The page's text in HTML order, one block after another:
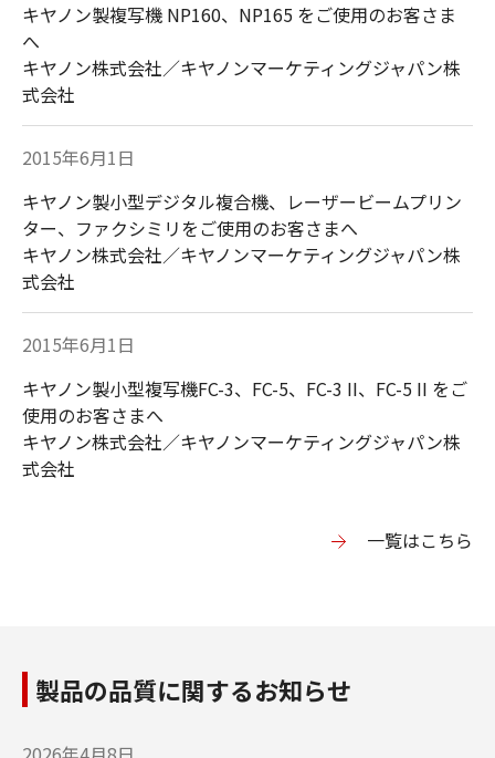
オフィス向けインク
ジェットプリンター
ハンディターミナル
個人認証カードリー
ダー
大判プリンター
カードプリンター／
キヤノン製複写機 NP160、NP165 をご使用のお客さま
へ
キヤノン株式会社／キヤノンマーケティングジャパン株
式会社
2015年6月1日
キヤノン製小型デジタル複合機、レーザービームプリン
ター、ファクシミリをご使用のお客さまへ
キヤノン株式会社／キヤノンマーケティングジャパン株
式会社
2015年6月1日
キヤノン製小型複写機FC-3、FC-5、FC-3 II、FC-5 II をご
使用のお客さまへ
キヤノン株式会社／キヤノンマーケティングジャパン株
式会社
⼀覧はこちら
製品の品質に関するお知らせ